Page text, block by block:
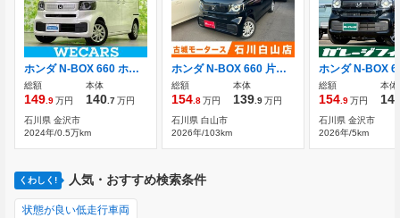
ホンダ N-BOX 660 ホンダセンシング/電動スライドドア/シート
総額
149.9万円
本体
140.7万円
石川県 金沢市
2024年/0.5万km
ホンダ N-BOX 660 片側電動スライドドア シートヒーター
総額
154.8万円
本体
139.9万円
石川県 白山市
2026年/103km
総額
154.9万円
本体
石川県 金沢市
2026年/5km
くわしく! 人気・おすすめ検索条件
状態が良い低走行車両